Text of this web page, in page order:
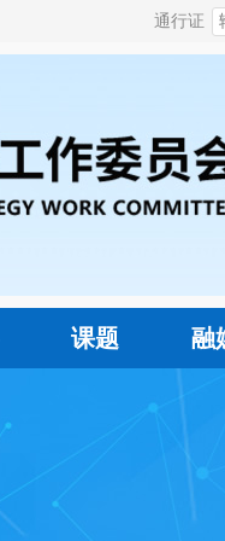
通行证
课题 融